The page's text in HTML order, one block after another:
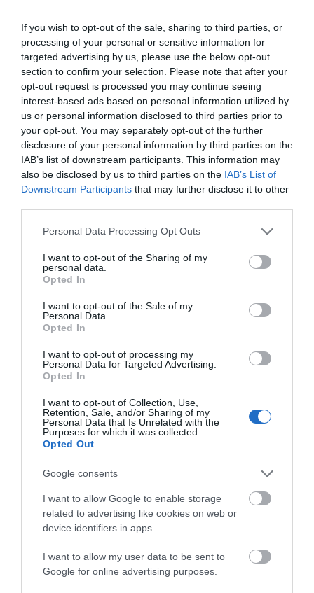
If you wish to opt-out of the sale, sharing to third parties, or
processing of your personal or sensitive information for
targeted advertising by us, please use the below opt-out
section to confirm your selection. Please note that after your
opt-out request is processed you may continue seeing
interest-based ads based on personal information utilized by
us or personal information disclosed to third parties prior to
your opt-out. You may separately opt-out of the further
disclosure of your personal information by third parties on the
IAB’s list of downstream participants. This information may
also be disclosed by us to third parties on the IAB’s List of
Downstream Participants that may further disclose it to other
Please note that this website/app uses one or more Google
not limited to your visit or usage behaviour. You may click to
grant or deny consent to Google and its third-party tags to
use your data for below specified purposes in below Google
consent section.
Personal Data Processing Opt Outs
I want to opt-out of the Sharing of my
personal data.
Opted In
I want to opt-out of the Sale of my
Personal Data.
Opted In
I want to opt-out of processing my
Personal Data for Targeted Advertising.
Opted In
I want to opt-out of Collection, Use,
Retention, Sale, and/or Sharing of my
Personal Data that Is Unrelated with the
Purposes for which it was collected.
Opted Out
Google consents
I want to allow Google to enable storage
related to advertising like cookies on web or
device identifiers in apps.
I want to allow my user data to be sent to
Google for online advertising purposes.
Vodafone i Ericsson zadbają
o to, by autonomiczne drony
były bezpieczne
MACIEK LESZCZUK
·
26 LISTOPADA 2020
NOWOŚCI
Ban na Huawei spowolni
rozwój 5G – dostrzega to
ALEKSANDER PISKORZ
20 LISTOPADA 2020
postępowania selekcyjnego
dla sieci 5G
SZYMON SOBKOWIAK